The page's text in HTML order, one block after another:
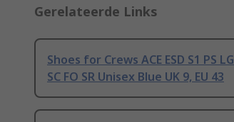
Gerelateerde Links
Shoes for Crews ACE ESD S1 PS LG
SC FO SR Unisex Blue UK 9, EU 43